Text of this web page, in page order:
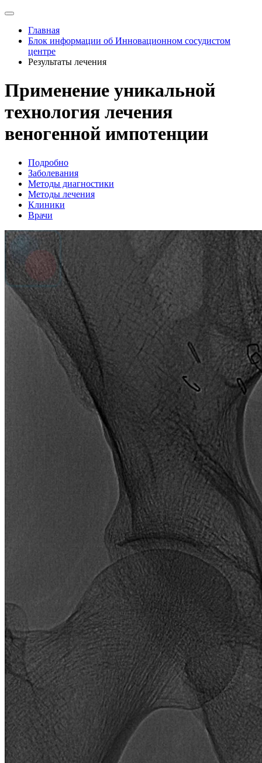
Главная
Блок информации об Инновационном сосудистом
центре
Результаты лечения
Применение уникальной
технология лечения
веногенной импотенции
Подробно
Заболевания
Методы диагностики
Методы лечения
Клиники
Врачи